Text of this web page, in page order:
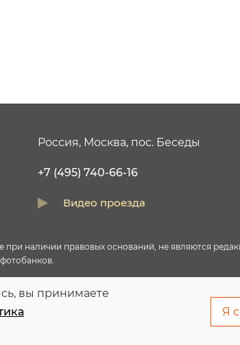
Россия, Москва, пос. Беседы
+7 (495) 740-66-16
Видео проезда
наличии правовых оснований, не являются
правовых оснований в соответствии с ч.1 ст.6 и
вы принимаете
Я